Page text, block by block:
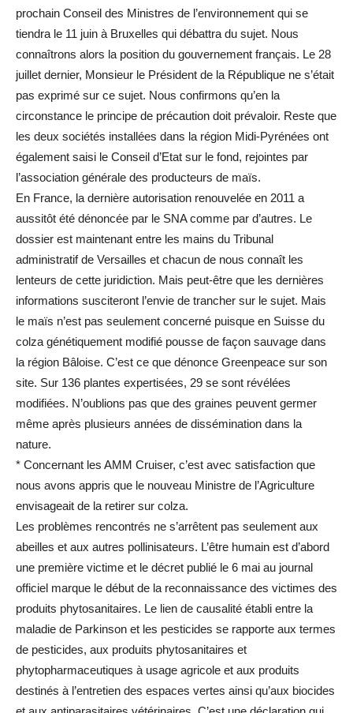
prochain Conseil des Ministres de l’environnement qui se
tiendra le 11 juin à Bruxelles qui débattra du sujet. Nous
connaîtrons alors la position du gouvernement français. Le 28
juillet dernier, Monsieur le Président de la République ne s’était
pas exprimé sur ce sujet. Nous confirmons qu’en la
circonstance le principe de précaution doit prévaloir. Reste que
les deux sociétés installées dans la région Midi-Pyrénées ont
également saisi le Conseil d’Etat sur le fond, rejointes par
l’association générale des producteurs de maïs.
En France, la dernière autorisation renouvelée en 2011 a
aussitôt été dénoncée par le SNA comme par d’autres. Le
dossier est maintenant entre les mains du Tribunal
administratif de Versailles et chacun de nous connaît les
lenteurs de cette juridiction. Mais peut-être que les dernières
informations susciteront l’envie de trancher sur le sujet. Mais
le maïs n’est pas seulement concerné puisque en Suisse du
colza génétiquement modifié pousse de façon sauvage dans
la région Bâloise. C’est ce que dénonce Greenpeace sur son
site. Sur 136 plantes expertisées, 29 se sont révélées
modifiées. N’oublions pas que des graines peuvent germer
même après plusieurs années de dissémination dans la
nature.
* Concernant les AMM Cruiser, c’est avec satisfaction que
nous avons appris que le nouveau Ministre de l’Agriculture
envisageait de la retirer sur colza.
Les problèmes rencontrés ne s’arrêtent pas seulement aux
abeilles et aux autres pollinisateurs. L’être humain est d’abord
une première victime et le décret publié le 6 mai au journal
officiel marque le début de la reconnaissance des victimes des
produits phytosanitaires. Le lien de causalité établi entre la
maladie de Parkinson et les pesticides se rapporte aux termes
de pesticides, aux produits phytosanitaires et
phytopharmaceutiques à usage agricole et aux produits
destinés à l’entretien des espaces vertes ainsi qu’aux biocides